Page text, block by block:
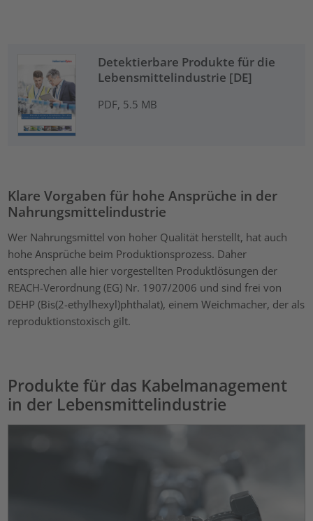
Detektierbare Produkte für die
Lebensmittelindustrie [DE]
PDF, 5.5 MB
Klare Vorgaben für hohe Ansprüche in der
Nahrungsmittelindustrie
Wer Nahrungsmittel von hoher Qualität herstellt, hat auch
hohe Ansprüche beim Produktionsprozess. Daher
entsprechen alle hier vorgestellten Produktlösungen der
REACH-Verordnung (EG) Nr. 1907/2006 und sind frei von
DEHP (Bis(2-ethylhexyl)phthalat), einem Weichmacher, der als
reproduktionstoxisch gilt.
Produkte für das Kabelmanagement
in der Lebensmittelindustrie